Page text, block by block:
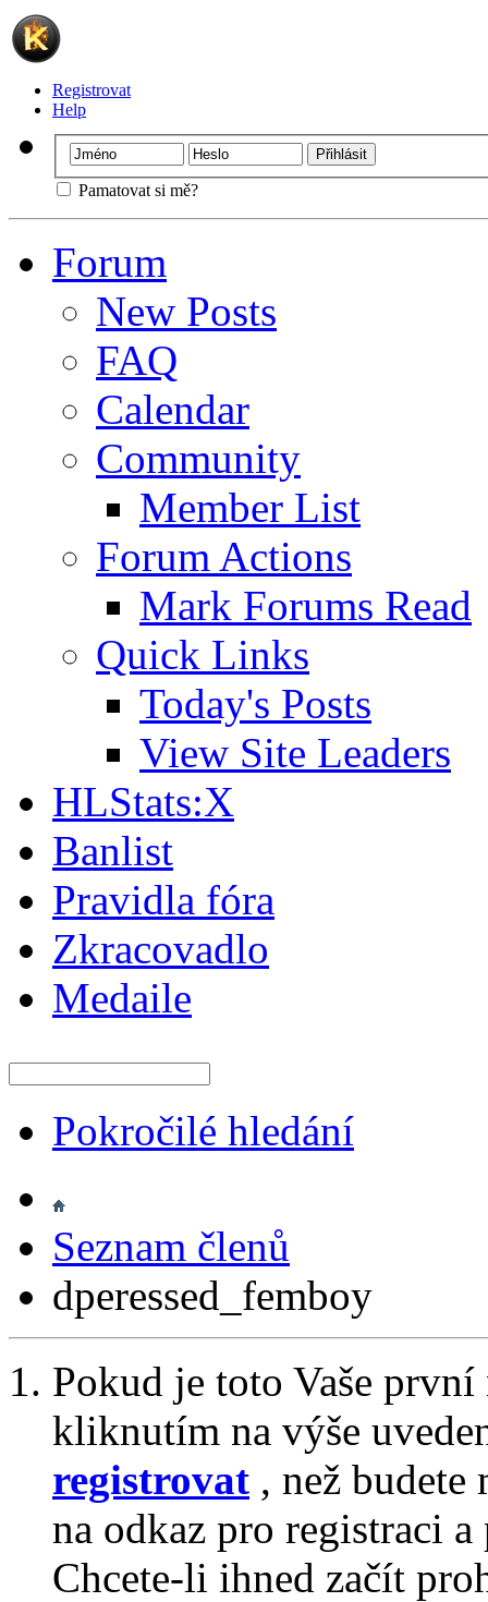
Registrovat
Help
Pamatovat si mě?
Forum
New Posts
FAQ
Calendar
Community
Member List
Forum Actions
Mark Forums Read
Quick Links
Today's Posts
View Site Leaders
HLStats:X
Banlist
Pravidla fóra
Zkracovadlo
Medaile
Pokročilé hledání
Seznam členů
dperessed_femboy
Pokud je toto Vaše
kliknutím na výše
registrovat , než
na odkaz pro registraci
Chcete-li ihned začít